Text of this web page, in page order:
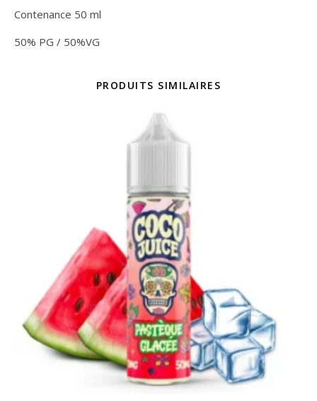
Contenance 50 ml
50% PG / 50%VG
PRODUITS SIMILAIRES